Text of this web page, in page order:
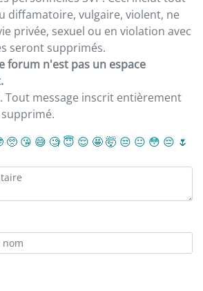
diffamatoire, vulgaire, violent, ne
privée, sexuel ou en violation avec
seront supprimés.
forum n'est pas un espace
Tout message inscrit entièrement
🥺 😘 😅 🧐 😇 😌 🤩🤯 😒 😐 😳 😔 🌷